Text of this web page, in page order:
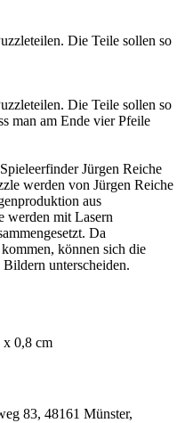
Die Teile sollen so
Die Teile sollen so
man am Ende vier Pfeile
Jürgen Reiche
werden von Jürgen Reiche
aus
werden mit Lasern
Da
können sich die
unterscheiden.
x 0,8 cm
83, 48161 Münster,